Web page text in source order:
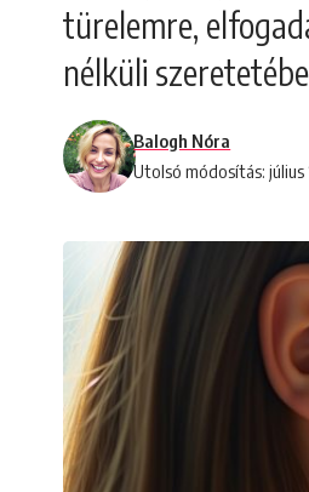
türelemre,
nélküli
Utolsó módosítás: július
Balogh Nóra